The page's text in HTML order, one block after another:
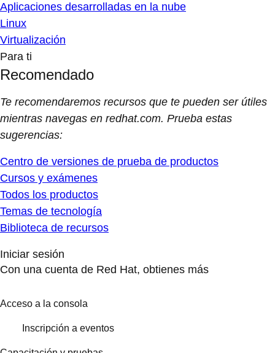
Aplicaciones desarrolladas en la nube
Linux
Virtualización
Para ti
Recomendado
Te recomendaremos recursos que te pueden ser útiles
mientras navegas en redhat.com. Prueba estas
sugerencias:
Centro de versiones de prueba de productos
Cursos y exámenes
Todos los productos
Temas de tecnología
Biblioteca de recursos
Iniciar sesión
Con una cuenta de Red Hat, obtienes más
Acceso a la consola
Inscripción a eventos